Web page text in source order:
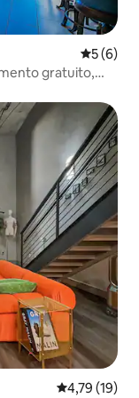
5 de
5 (6)
gratuito,
4,79 de uma
4,79 (19)